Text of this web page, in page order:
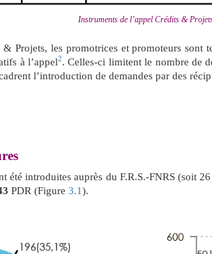
Instruments de l’appel Crédits &
Projets, les promotrices et promoteurs sont
à l’appel2. Celles-ci limitent le nombre de
l’introduction de demandes par des
été introduites auprès du F.R.S.-FNRS (soit
PDR (Figure 3.1).